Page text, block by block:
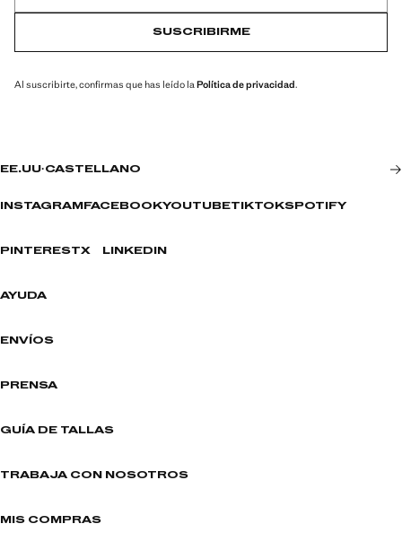
SUSCRIBIRME
Al suscribirte, confirmas que has leído la Política de privacidad.
EE.UU·CASTELLANO
INSTAGRAM FACEBOOKYOUTUBETIKTOKSPOTIFY
PINTERESTX LINKEDIN
AYUDA
ENVÍOS
PRENSA
GUÍA DE TALLAS
TRABAJA CON NOSOTROS
MIS COMPRAS